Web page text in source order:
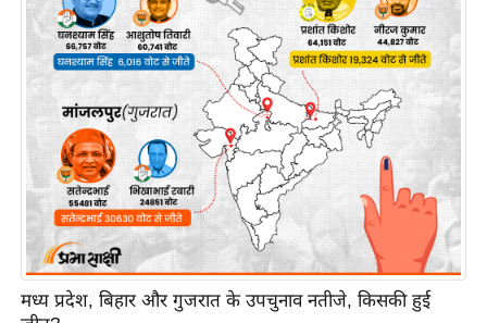
ई
-
पे
प
र
मि
सा
ल
बे
मि
मध्य प्रदेश, बिहार और गुजरात के उपचुनाव नतीजे, किसकी हुई